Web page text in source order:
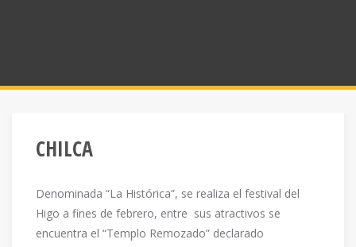
CHILCA
Denominada “La Histórica”, se realiza el festival del
Higo a fines de febrero, entre sus atractivos se
encuentra el “Templo Remozado” declarado